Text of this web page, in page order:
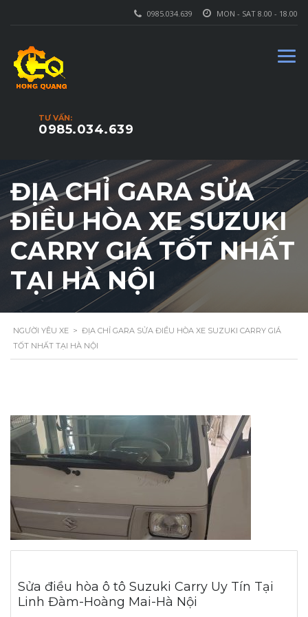
MON - SAT 8.00 - 18.00
0985.034.639
TƯ VẤN:
0985.034.639
ĐỊA CHỈ GARA SỬA
ĐIỀU HÒA XE SUZUKI
CARRY GIÁ TỐT NHẤT
TẠI HÀ NỘI
NGƯỜI YÊU XE > ĐỊA CHỈ GARA SỬA ĐIỀU HÒA XE SUZUKI CARRY GIÁ
TỐT NHẤT TẠI HÀ NỘI
Sửa điều hòa ô tô Suzuki Carry Uy Tín Tại
Linh Đàm-Hoàng Mai-Hà Nội